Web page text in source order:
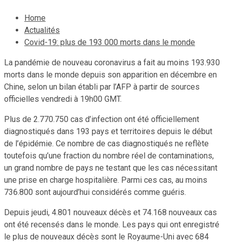
Home
Actualités
Covid-19: plus de 193 000 morts dans le monde
La pandémie de nouveau coronavirus a fait au moins 193.930
morts dans le monde depuis son apparition en décembre en
Chine, selon un bilan établi par l’AFP à partir de sources
officielles vendredi à 19h00 GMT.
Plus de 2.770.750 cas d’infection ont été officiellement
diagnostiqués dans 193 pays et territoires depuis le début
de l’épidémie. Ce nombre de cas diagnostiqués ne reflète
toutefois qu’une fraction du nombre réel de contaminations,
un grand nombre de pays ne testant que les cas nécessitant
une prise en charge hospitalière. Parmi ces cas, au moins
736.800 sont aujourd’hui considérés comme guéris.
Depuis jeudi, 4.801 nouveaux décès et 74.168 nouveaux cas
ont été recensés dans le monde. Les pays qui ont enregistré
le plus de nouveaux décès sont le Royaume-Uni avec 684